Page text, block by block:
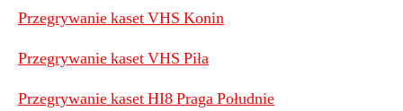
​Przegrywanie kaset VHS Konin
Przegrywanie kaset VHS Piła
Przegrywanie kaset HI8 Praga Południe